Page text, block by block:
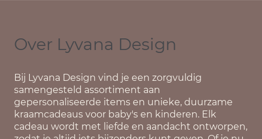
Over Lyvana Design
Bij Lyvana Design vind je een zorgvuldig
samengesteld assortiment aan
gepersonaliseerde items en unieke, duurzame
kraamcadeaus voor baby's en kinderen. Elk
cadeau wordt met liefde en aandacht ontworpen,